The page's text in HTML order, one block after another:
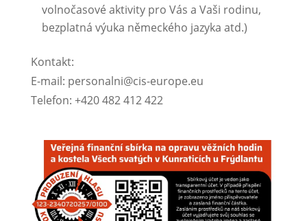
volnočasové aktivity pro Vás a Vaši rodinu,
bezplatná výuka německého jazyka atd.)
Kontakt:
E-mail: personalni@cis-europe.eu
Telefon: +420 482 412 422